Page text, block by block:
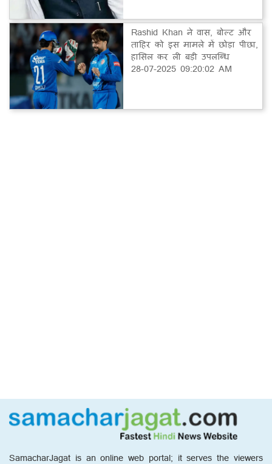
Rashid Khan ने वास, बोल्ट और
ताहिर को इस मामले में छोड़ा पीछा,
हासिल कर ली बड़ी उपलब्धि
28-07-2025 09:20:02 AM
SamacharJagat is an online web portal; it serves the viewers